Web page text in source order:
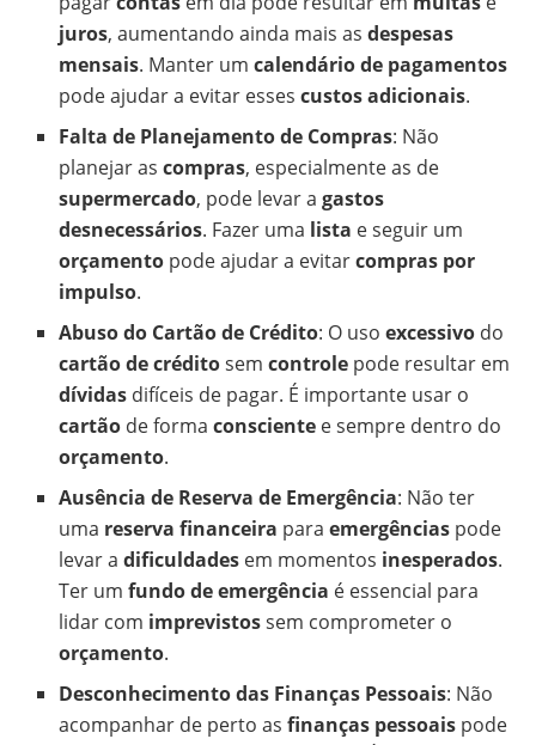
juros, aumentando ainda mais asdespesas
mensais. Manter umcalendário de pagamentos
pode ajudar a evitar essescustos adicionais.
Falta de Planejamento de Compras: Não
planejar ascompras, especialmente as de
supermercado, pode levar agastos
desnecessários. Fazer uma lista e seguir um
orçamento pode ajudar a evitarcompras por
impulso.
Abuso do Cartão de Crédito: O usoexcessivo do
cartão de créditosemcontrole pode resultar em
dívidas difíceis de pagar. É importante usar o
cartão de formaconsciente e sempre dentro do
orçamento.
Ausência de Reserva de Emergência: Não ter
uma reserva financeira paraemergências pode
levar adificuldades em momentos inesperados.
Ter umfundo de emergência é essencial para
lidar com imprevistossem comprometer o
orçamento.
Desconhecimento das Finanças Pessoais: Não
acompanhar de perto asfinanças pessoais pode